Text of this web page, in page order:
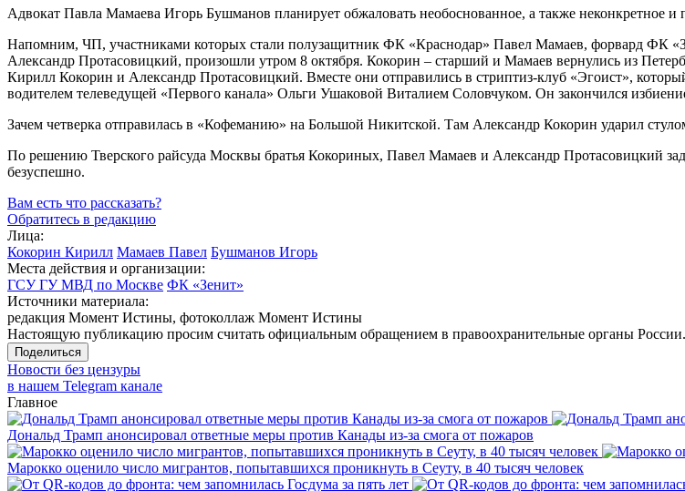
Адвокат Павла Мамаева Игорь Бушманов планирует обжаловать необоснованное, а также неконкретное
Напомним, ЧП, участниками которых стали полузащитник ФК «Краснодар» Павел Мамаев, форвард ФК
Александр Протасовицкий, произошли утром 8 октября. Кокорин – старший и Мамаев вернулись из
Кирилл Кокорин и Александр Протасовицкий. Вместе они отправились в стриптиз-клуб «Эгоист»,
водителем телеведущей «Первого канала» Ольги Ушаковой Виталием Соловчуком. Он закончился
Зачем четверка отправилась в «Кофеманию» на Большой Никитской. Там Александр Кокорин ударил
По решению Тверского райсуда Москвы братья Кокориных, Павел Мамаев и Александр Протасовицкий
безуспешно.
Вам есть что рассказать?
Обратитесь в редакцию
Лица:
Кокорин Кирилл Мамаев Павел Бушманов Игорь
Места действия и организации:
ГСУ ГУ МВД по Москве ФК «Зенит»
Источники материала:
редакция Момент Истины, фотоколлаж Момент Истины
Настоящую публикацию просим считать официальным обращением в правоохранительные органы
Поделиться
Новости без цензуры
в нашем Telegram канале
Главное
Дональд Трамп анонсировал ответные меры против Канады из-за смога от пожаров
Марокко оценило число мигрантов, попытавшихся проникнуть в Сеуту, в 40 тысяч человек